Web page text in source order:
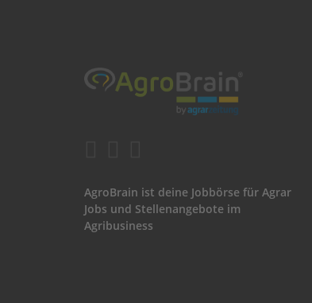
AgroBrain ist deine Jobbörse für Agrar
Jobs und Stellenangebote im
Agribusiness